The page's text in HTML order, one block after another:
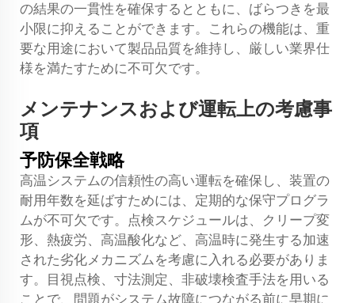
の結果の一貫性を確保するとともに、ばらつきを最
小限に抑えることができます。これらの機能は、重
要な用途において製品品質を維持し、厳しい業界仕
様を満たすために不可欠です。
メンテナンスおよび運転上の考慮事
項
予防保全戦略
高温システムの信頼性の高い運転を確保し、装置の
耐用年数を延ばすためには、定期的な保守プログラ
ムが不可欠です。点検スケジュールは、クリープ変
形、熱疲労、高温酸化など、高温時に発生する加速
された劣化メカニズムを考慮に入れる必要がありま
す。目視点検、寸法測定、非破壊検査手法を用いる
ことで、問題がシステム故障につながる前に早期に